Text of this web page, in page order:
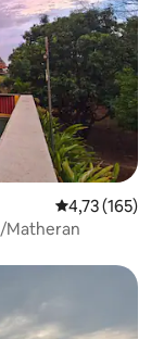
4,73 de uma
4,73 (165)
Matheran